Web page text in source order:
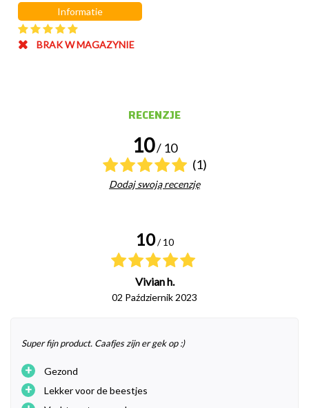
Informatie
BRAK W MAGAZYNIE
RECENZJE
10/ 10
(1)
Dodaj swoją recenzję
10 / 10
Vivian h.
02 Październik 2023
Super fijn product. Caafjes zijn er gek op :)
+ Gezond
+ Lekker voor de beestjes